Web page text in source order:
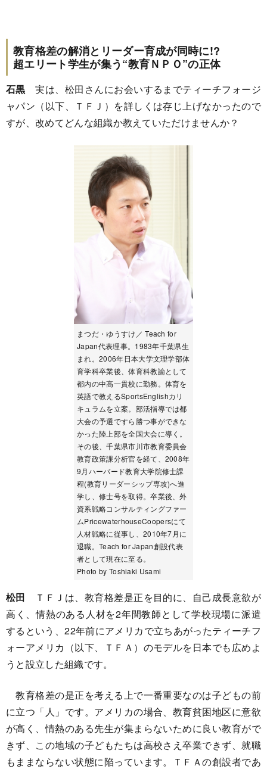
教育格差の解消とリーダー育成が同時に!?
超エリート学生が集う“教育ＮＰＯ”の正体
石黒 実は、松田さんにお会いするまでティーチフォージ
ャパン（以下、ＴＦＪ）を詳しくは存じ上げなかったので
すが、改めてどんな組織か教えていただけませんか？
まつだ・ゆうすけ／ Teach for
Japan代表理事。1983年千葉県生
まれ。2006年日本大学文理学部体
育学科卒業後、体育科教諭として
都内の中高一貫校に勤務。体育を
英語で教えるSportsEnglishカリ
キュラムを立案。部活指導では都
大会の予選ですら勝つ事ができな
かった陸上部を全国大会に導く。
その後、千葉県市川市教育委員会
教育政策課分析官を経て、2008年
9月ハーバード教育大学院修士課
程(教育リーダーシップ専攻)へ進
学し、修士号を取得。卒業後、外
資系戦略コンサルティングファー
ムPricewaterhouseCoopersにて
人材戦略に従事し、2010年7月に
退職。Teach for Japan創設代表
者として現在に至る。
Photo by Toshiaki Usami
松田 ＴＦＪは、教育格差是正を目的に、自己成長意欲が
高く、情熱のある人材を2年間教師として学校現場に派遣
するという、22年前にアメリカで立ちあがったティーチフ
ォーアメリカ（以下、ＴＦＡ）のモデルを日本でも広めよ
うと設立した組織です。
教育格差の是正を考える上で一番重要なのは子どもの前
に立つ「人」です。アメリカの場合、教育貧困地区に意欲
が高く、情熱のある先生が集まらないために良い教育がで
きず、この地域の子どもたちは高校さえ卒業できず、就職
もままならない状態に陥っています。ＴＦＡの創設者であ